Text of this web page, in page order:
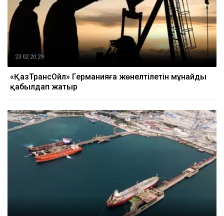
23.02 20:29
«ҚазТрансОйл» Германияға жөнелтілетін мұнайды
қабылдап жатыр